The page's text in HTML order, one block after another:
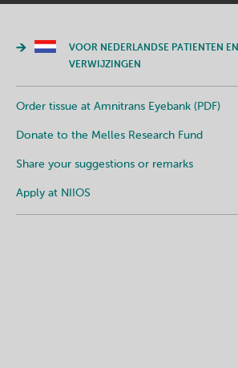
VOOR NEDERLANDSE PATIENTEN EN
VERWIJZINGEN
Order tissue at Amnitrans Eyebank (PDF)
Donate to the Melles Research Fund
Share your suggestions or remarks
Apply at NIIOS